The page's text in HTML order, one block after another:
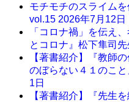
モチモチのスライム
vol.15 2026年7月12日
「コロナ禍」を伝え
とコロナ』松下隼司
【著書紹介】『教師
のぼらない４１のこ
1日
【著書紹介】『先生